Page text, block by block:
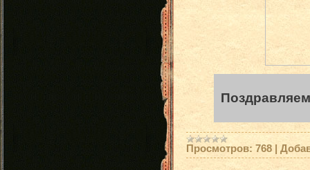
Просмотров: 768